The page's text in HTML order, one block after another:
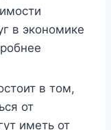
в экономике
в том,
от
иметь от